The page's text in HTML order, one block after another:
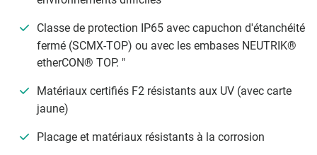
Classe de protection IP65 avec capuchon d'étanchéité
fermé (SCMX-TOP) ou avec les embases NEUTRIK®
etherCON® TOP. "
Matériaux certifiés F2 résistants aux UV (avec carte
jaune)
Placage et matériaux résistants à la corrosion